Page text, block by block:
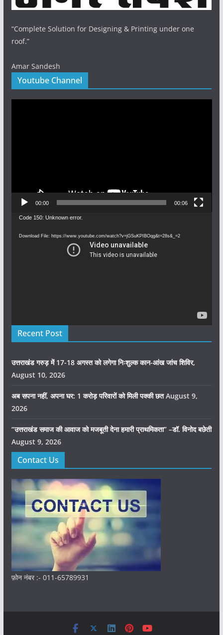
“Complete Solution for Designing & Printing under one
roof.”
Amar Sandesh
Youtube Channel
00:00 00:06
Video
Code 150: Unknown error.
Download File: https://www.youtube.com/watch?v=jGSuKPIBOqg&t=28s&_=2
Recent Post
उत्तराखंड गरुड़ में 17-18 अगस्त को लगेगा निःशुल्क कान-आंख जांच शिविर,
August 10, 2026
अब सपना नहीं, अपना घर: 1 करोड़ परिवारों को मिली पक्की छत August 9,
2026
“उत्तराखंड समाज की आवाज को मजबूती देना हमारी प्राथमिकता” –डॉ. विनोद बछेती
August 9, 2026
Contact Us
फ़ोन नंबर :- 011-65789931